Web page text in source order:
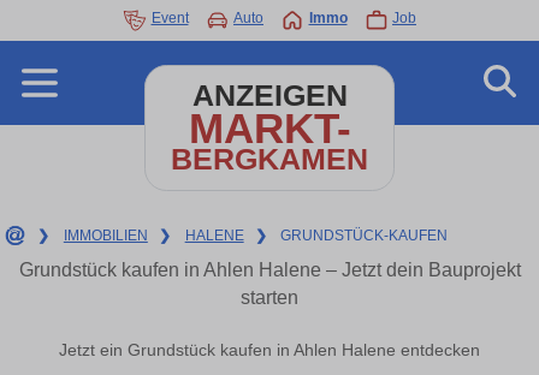
Event Auto Immo Job
ANZEIGEN
MARKT-
BERGKAMEN
❯ IMMOBILIEN ❯ HALENE ❯ GRUNDSTÜCK-KAUFEN
Grundstück kaufen in Ahlen Halene – Jetzt dein Bauprojekt
starten
Jetzt ein Grundstück kaufen in Ahlen Halene entdecken